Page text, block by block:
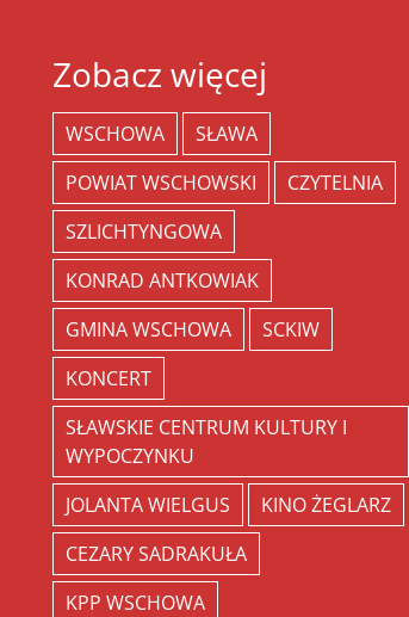
Zobacz więcej
WSCHOWA
SŁAWA
POWIAT WSCHOWSKI
CZYTELNIA
SZLICHTYNGOWA
KONRAD ANTKOWIAK
GMINA WSCHOWA
SCKIW
KONCERT
SŁAWSKIE CENTRUM KULTURY I
WYPOCZYNKU
JOLANTA WIELGUS
KINO ŻEGLARZ
CEZARY SADRAKUŁA
KPP WSCHOWA